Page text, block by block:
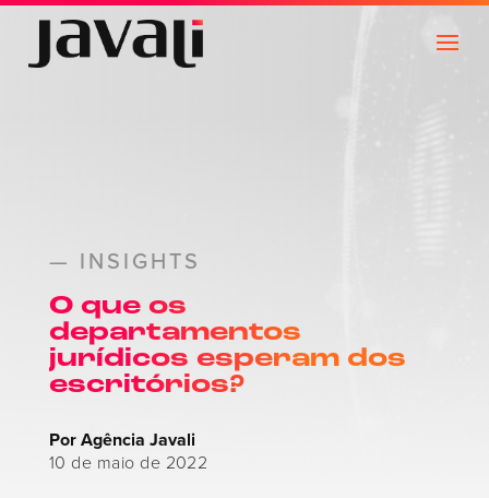
— INSIGHTS
O que os
departamentos
jurídicos esperam dos
escritórios?
Por Agência Javali
10 de maio de 2022